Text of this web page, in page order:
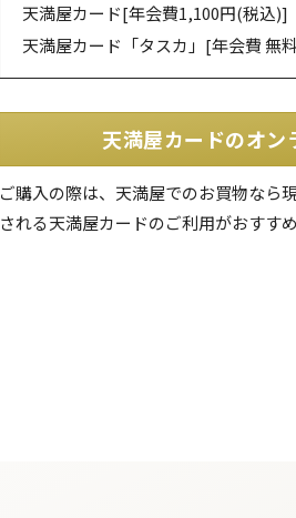
天満屋カード[年会費1,100円(税込)]
天満屋カード「タスカ」 [年会費 無
天満屋カードのオン
ご購入の際は、天満屋でのお買物なら
される天満屋カードのご利用がおすすめ